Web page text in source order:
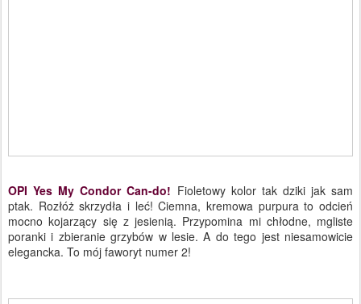
OPI Yes My Condor Can-do! Fioletowy kolor tak dziki jak sam
ptak. Rozłóż skrzydła i leć! Ciemna, kremowa purpura to odcień
mocno kojarzący się z jesienią. Przypomina mi chłodne, mgliste
poranki i zbieranie grzybów w lesie. A do tego jest niesamowicie
elegancka. To mój faworyt numer 2!